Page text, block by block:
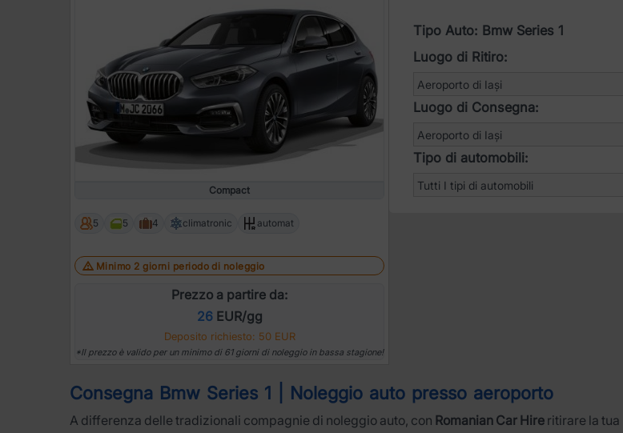
Compact
5 5 4 climatronic automat
Minimo 2 giorni periodo di noleggio
Prezzo a partire da:
26EUR/gg
Deposito richiesto: 50 EUR
*Il prezzo è valido per un minimo di 61 giorni di noleggio in bassa stagione!
Tipo Auto: Bmw Series 1
Luogo di Ritiro:
Luogo di Consegna:
Tipo di automobili:
Consegna Bmw Series 1 | Noleggio auto presso aeroporto
A differenza delle tradizionali compagnie di noleggio auto, con Romanian Car Hire ritirare la tua